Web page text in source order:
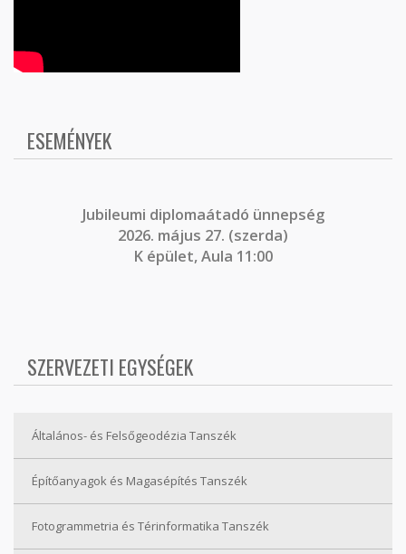
ESEMÉNYEK
Jubileumi diplomaátadó ünnepség
2026. május 27. (szerda)
K épület, Aula 11:00
SZERVEZETI EGYSÉGEK
Általános- és Felsőgeodézia Tanszék
Építőanyagok és Magasépítés Tanszék
Fotogrammetria és Térinformatika Tanszék